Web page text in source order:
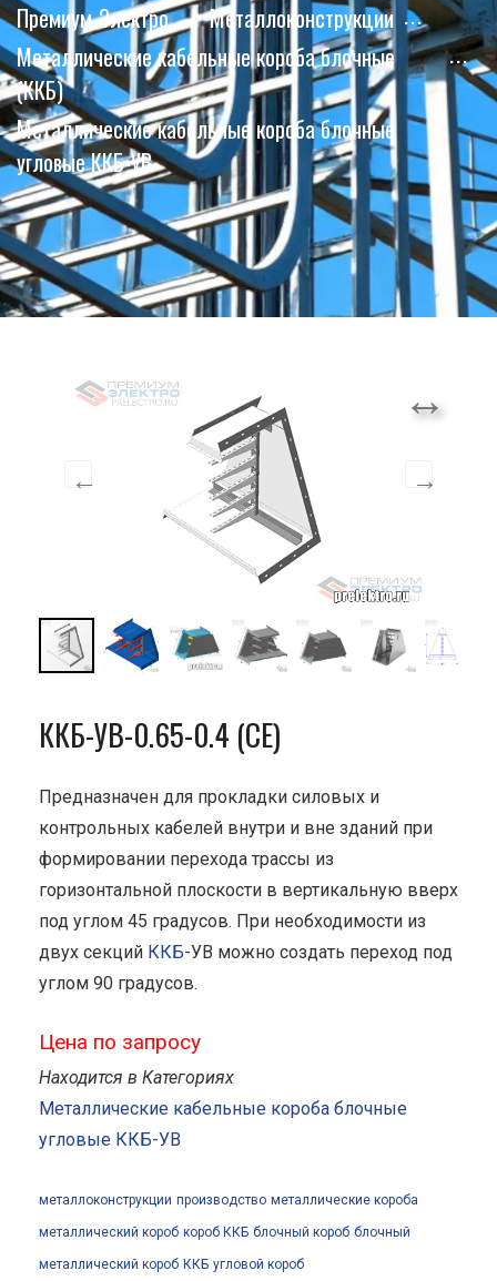
Премиум-Электро
Металлоконструкции
Металлические кабельные короба блочные
(ККБ)
Металлические кабельные короба блочные
угловые ККБ-УВ
ККБ-УВ-0.65-0.4 (СЕ)
Предназначен для прокладки силовых и
контрольных кабелей внутри и вне зданий при
формировании перехода трассы из
горизонтальной плоскости в вертикальную вверх
под углом 45 градусов. При необходимости из
двух секций ККБ-УВ можно создать переход под
углом 90 градусов.
Цена по запросу
Находится в Категориях
Металлические кабельные короба блочные
угловые ККБ-УВ
металлоконструкции производство металлические короба
металлический короб короб ККБ блочный короб блочный
металлический короб ККБ угловой короб